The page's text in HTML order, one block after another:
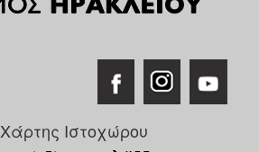
Χάρτης Ιστοχώρου